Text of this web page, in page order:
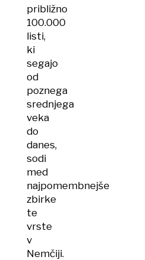
približno
100.000
listi,
ki
segajo
od
poznega
srednjega
veka
do
danes,
sodi
med
najpomembnejše
zbirke
te
vrste
v
Nemčiji.